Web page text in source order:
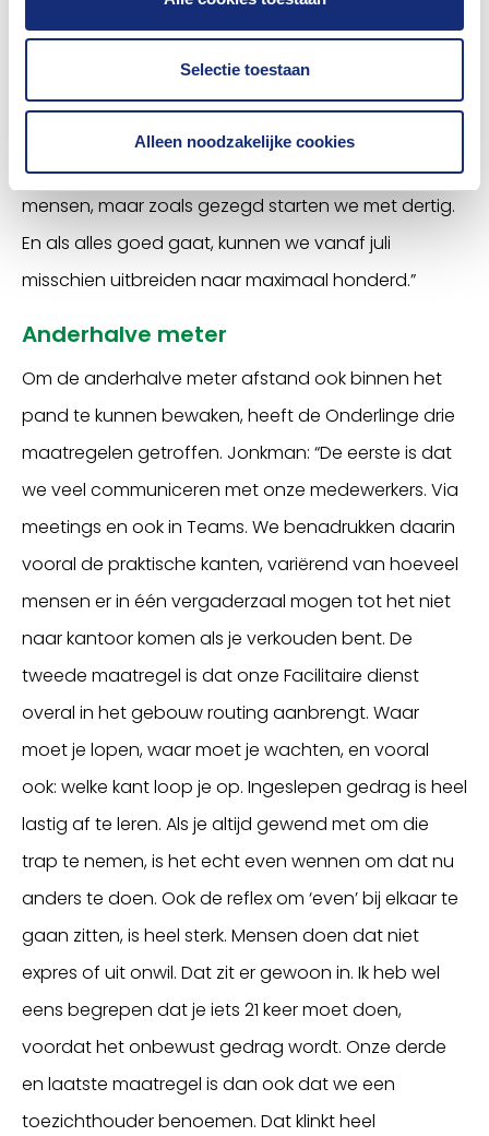
Selectie toestaan
Alleen noodzakelijke cookies
iedereen veilig naar kantoor kan komen en niet
afhankelijk is van het openbaar vervoer. Daarnaast
zitten er roosters in, zodat we ons strikt aan de
aantallen houden. Ons pand is geschikt voor 160
mensen, maar zoals gezegd starten we met dertig.
En als alles goed gaat, kunnen we vanaf juli
misschien uitbreiden naar maximaal honderd.”
Anderhalve meter
Om de anderhalve meter afstand ook binnen het
pand te kunnen bewaken, heeft de Onderlinge drie
maatregelen getroffen. Jonkman: “De eerste is dat
we veel communiceren met onze medewerkers. Via
meetings en ook in Teams. We benadrukken daarin
vooral de praktische kanten, variërend van hoeveel
mensen er in één vergaderzaal mogen tot het niet
naar kantoor komen als je verkouden bent. De
tweede maatregel is dat onze Facilitaire dienst
overal in het gebouw routing aanbrengt. Waar
moet je lopen, waar moet je wachten, en vooral
ook: welke kant loop je op. Ingeslepen gedrag is heel
lastig af te leren. Als je altijd gewend met om die
trap te nemen, is het echt even wennen om dat nu
anders te doen. Ook de reflex om ‘even’ bij elkaar te
gaan zitten, is heel sterk. Mensen doen dat niet
expres of uit onwil. Dat zit er gewoon in. Ik heb wel
eens begrepen dat je iets 21 keer moet doen,
voordat het onbewust gedrag wordt. Onze derde
en laatste maatregel is dan ook dat we een
toezichthouder benoemen. Dat klinkt heel